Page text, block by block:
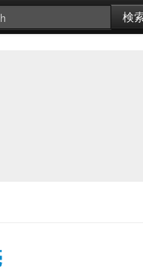
検